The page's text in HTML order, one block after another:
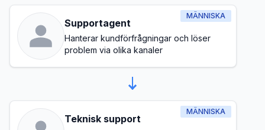
MÄNNISKA
Supportagent
Hanterar kundförfrågningar och löser
problem via olika kanaler
MÄNNISKA
Teknisk support